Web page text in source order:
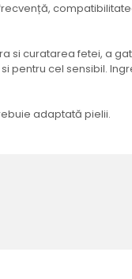
curatarea fetei, a
pentru cel sensibil.
adaptată pielii.